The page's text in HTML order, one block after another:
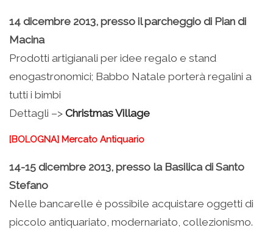
14 dicembre 2013, presso il parcheggio di Pian di
Macina
Prodotti artigianali per idee regalo e stand
enogastronomici; Babbo Natale porterà regalini a
tutti i bimbi
Dettagli –> Christmas Village
[BOLOGNA] Mercato Antiquario
14-15 dicembre 2013, presso la Basilica di Santo
Stefano
Nelle bancarelle è possibile acquistare oggetti di
piccolo antiquariato, modernariato, collezionismo.